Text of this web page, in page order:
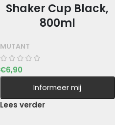
Shaker Cup Black,
800ml
MUTANT
€6,90
Informeer mij
Lees verder